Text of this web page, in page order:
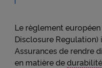
Le règlement
Disclosure Regulation)
Assurances de rendre
en matière dedurabilité